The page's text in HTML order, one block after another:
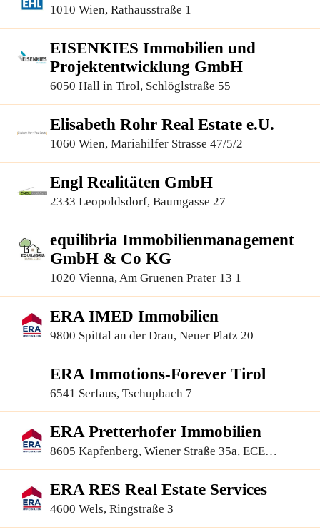
1010 Wien, Rathausstraße 1
EISENKIES Immobilien und
Projektentwicklung GmbH
6050 Hall in Tirol, Schlöglstraße 55
Elisabeth Rohr Real Estate e.U.
1060 Wien, Mariahilfer Strasse 47/5/2
Engl Realitäten GmbH
2333 Leopoldsdorf, Baumgasse 27
equilibria Immobilienmanagement
GmbH & Co KG
1020 Vienna, Am Gruenen Prater 13 1
ERA IMED Immobilien
9800 Spittal an der Drau, Neuer Platz 20
ERA Immotions-Forever Tirol
6541 Serfaus, Tschupbach 7
ERA Pretterhofer Immobilien
8605 Kapfenberg, Wiener Straße 35a, ECE
ERA RES Real Estate Services
4600 Wels, Ringstraße 3